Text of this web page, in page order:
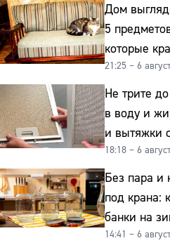
Дом
5
которые
21:25 – 6
Не трите
в воду и
и вытяжки
и сверкает
18:18 – 6
Без пара и
под крана:
банки на
14:41 – 6